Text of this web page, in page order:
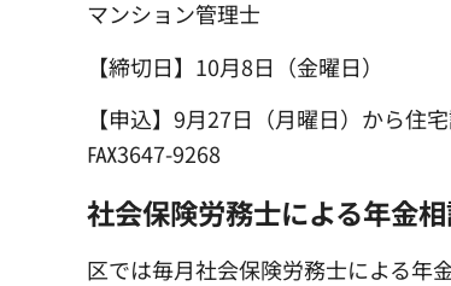
マンション管理士
【締切日】10月8日（金曜日）
【申込】9月27日（月曜日）から住
℻3647-9268
社会保険労務士による年金
区では毎月社会保険労務士による年